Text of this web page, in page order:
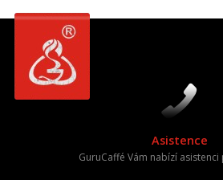
Asistence
GuruCaffé Vám nabízí